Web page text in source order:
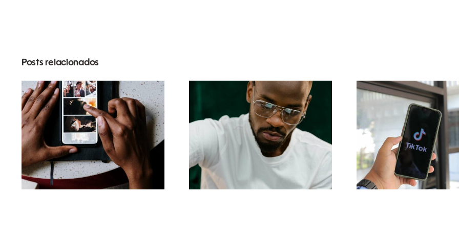
Posts relacionados
Melhores apps para
animar fotos e criar
posts envolventes no
Facebook
Top 17 Dicas
Avançadas para
Entender o Algoritmo
do TikTok
Alcance:
Ferramentas
de
Multiplataforma
2024